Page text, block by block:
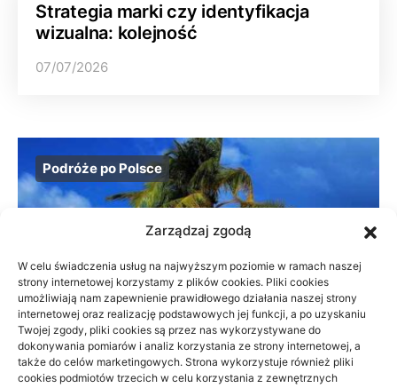
Zarządzaj zgodą
W celu świadczenia usług na najwyższym poziomie w ramach naszej
strony internetowej korzystamy z plików cookies. Pliki cookies
umożliwiają nam zapewnienie prawidłowego działania naszej strony
internetowej oraz realizację podstawowych jej funkcji, a po uzyskaniu
Twojej zgody, pliki cookies są przez nas wykorzystywane do
dokonywania pomiarów i analiz korzystania ze strony internetowej, a
także do celów marketingowych. Strona wykorzystuje również pliki
cookies podmiotów trzecich w celu korzystania z zewnętrznych
Strategia marki czy identyfikacja
wizualna: kolejność
07/07/2026
Podróże po Polsce